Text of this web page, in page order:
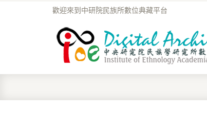
歡迎來到中研院民族所數位典藏平台